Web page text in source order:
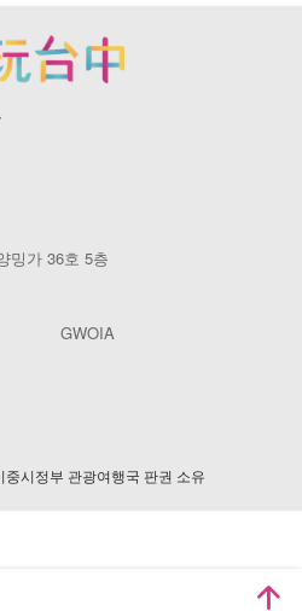
밍가 36호 5층
GWOIA
시정부 관광여행국 판권 소유